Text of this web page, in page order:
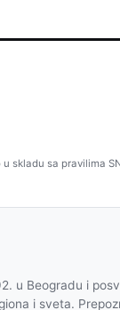
skladu sa pravilima
u Beogradu i
i sveta.